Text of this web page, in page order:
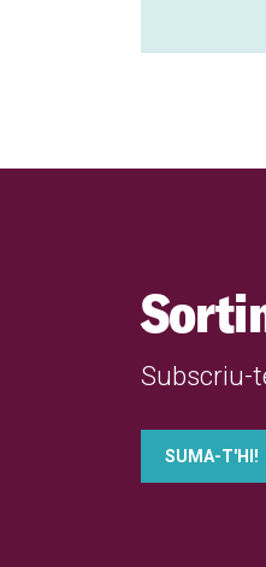
Subscriu-
SUMA-T'HI!